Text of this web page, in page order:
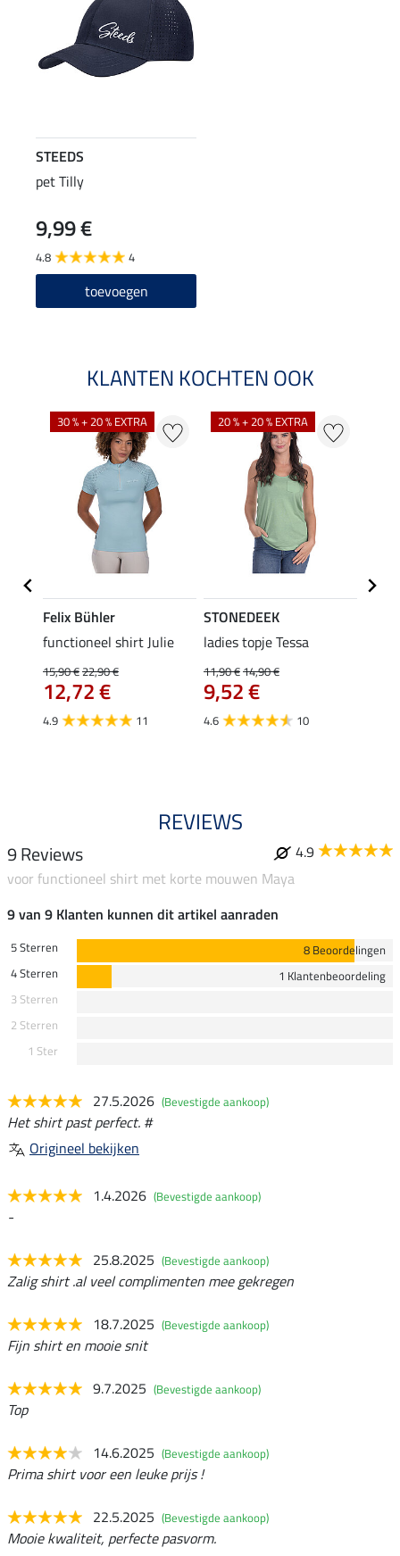
STEEDS
pet Tilly
9,99 €
4.8 4
toevoegen
KLANTEN KOCHTEN OOK
30 % + 20 % EXTRA
Felix Bühler
functioneel shirt Julie
15,90 €22,90 €
12,72 €
4.9 11
20 % + 20 % EXTRA
STONEDEEK
ladies topje Tessa
11,90 €14,90 €
9,52 €
4.6 10
REVIEWS
9 Reviews
4.9
voor functioneel shirt met korte mouwen Maya
9 van 9 Klanten kunnen dit artikel aanraden
5 Sterren
8 Beoordelingen
4 Sterren
1 Klantenbeoordeling
3 Sterren
2 Sterren
1 Ster
27.5.2026 (Bevestigde aankoop)
Het shirt past perfect. #
Origineel bekijken
1.4.2026 (Bevestigde aankoop)
-
25.8.2025 (Bevestigde aankoop)
Zalig shirt .al veel complimenten mee gekregen
18.7.2025 (Bevestigde aankoop)
Fijn shirt en mooie snit
9.7.2025 (Bevestigde aankoop)
Top
14.6.2025 (Bevestigde aankoop)
Prima shirt voor een leuke prijs !
22.5.2025 (Bevestigde aankoop)
Mooie kwaliteit, perfecte pasvorm.